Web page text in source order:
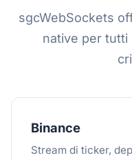
sgcWebSockets
native per tutti
Binance
Stream di ticker,